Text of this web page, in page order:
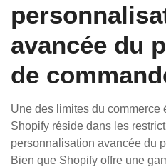
avancée du
de
Une des limites du commerce
Shopify réside dans les
personnalisation avancée du
Bien que Shopify offre une